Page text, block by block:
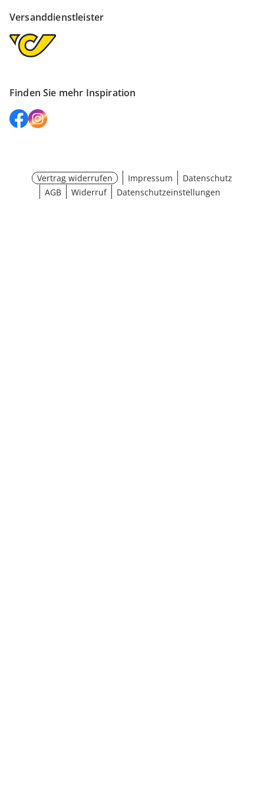
Versanddienstleister
Finden Sie mehr Inspiration
Vertrag widerrufen Impressum
Datenschutz
AGB
Widerruf Datenschutzeinstellungen